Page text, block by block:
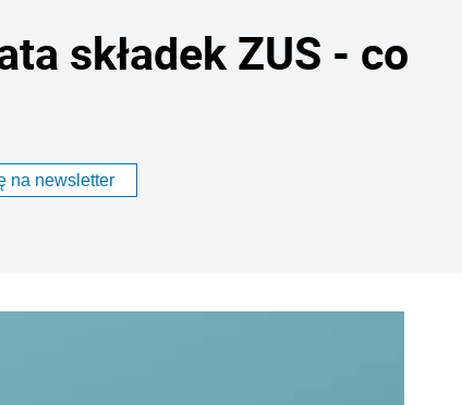
składek ZUS - co
na newsletter